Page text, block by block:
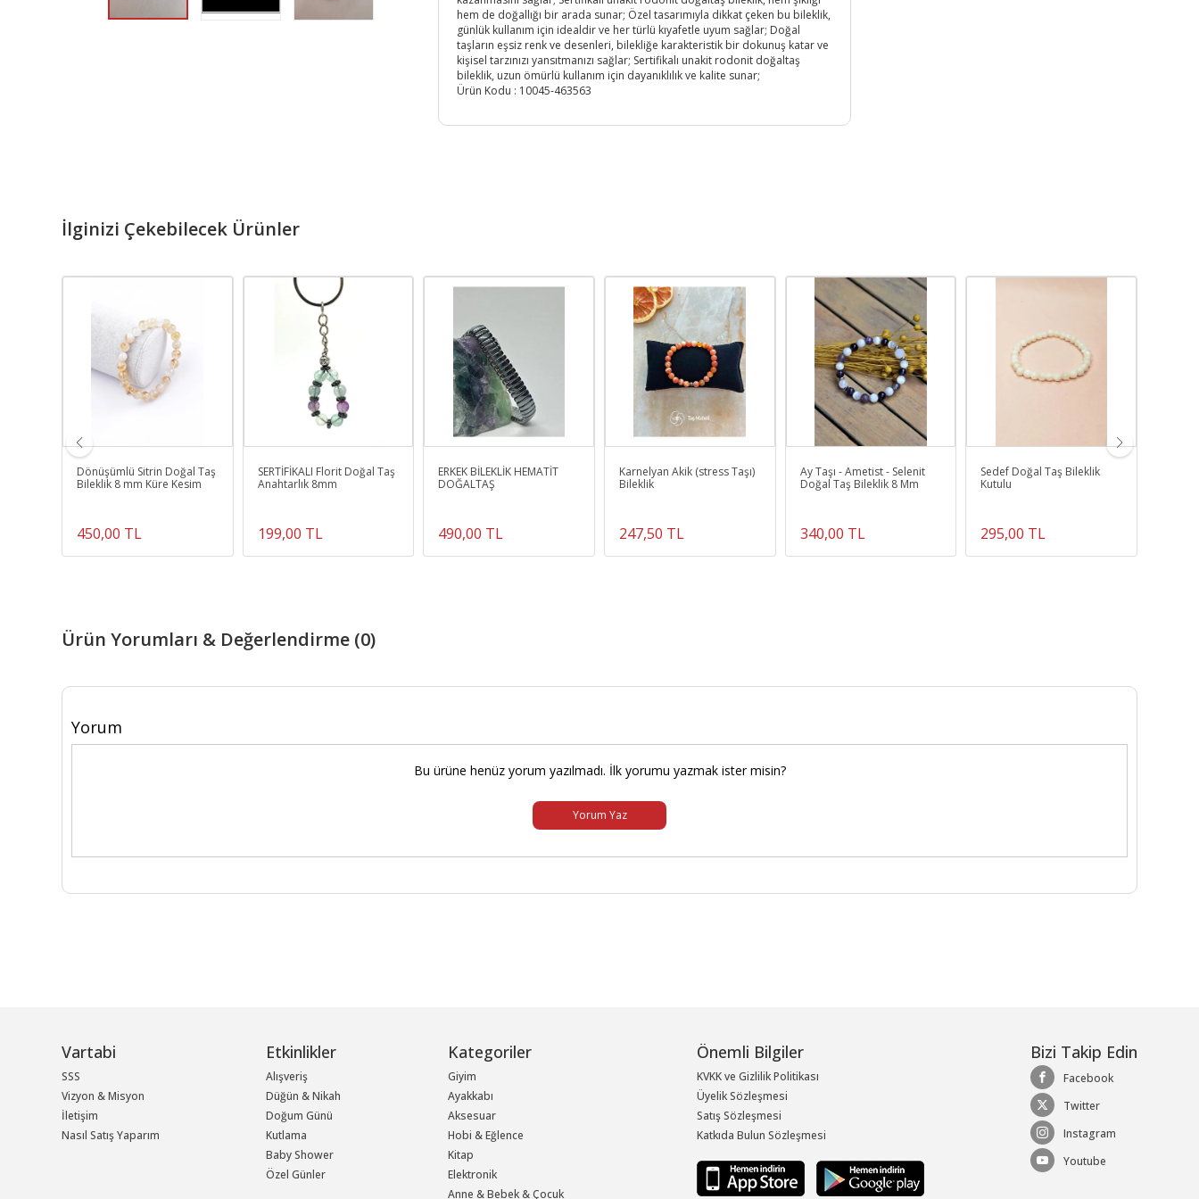
hem de doğallığı bir arada sunar; Özel tasarımıyla dikkat çeken bu bileklik,
günlük kullanım için idealdir ve her türlü kıyafetle uyum sağlar; Doğal
taşların eşsiz renk ve desenleri, bilekliğe karakteristik bir dokunuş katar ve
kişisel tarzınızı yansıtmanızı sağlar; Sertifikalı unakit rodonit doğaltaş
bileklik, uzun ömürlü kullanım için dayanıklılık ve kalite sunar;
Ürün Kodu : 10045-463563
İlginizi Çekebilecek Ürünler
Dönüşümlü Sitrin Doğal Taş
Bileklik 8 mm Küre Kesim
450,00 TL
SERTİFİKALI Florit Doğal Taş
Anahtarlık 8mm
199,00 TL
ERKEK BİLEKLİK HEMATİT
DOĞALTAŞ
490,00 TL
Karnelyan Akik (stress Taşı)
Bileklik
247,50 TL
Ay Taşı - Ametist - Selenit
Doğal Taş Bileklik 8 Mm
340,00 TL
Sedef Doğal Taş Bileklik
Kutulu
295,00 TL
Ürün Yorumları & Değerlendirme (0)
Yorum
Bu ürüne henüz yorum yazılmadı. İlk yorumu yazmak ister misin?
Yorum Yaz
Vartabi
SSS
Vizyon & Misyon
İletişim
Nasıl Satış Yaparım
Etkinlikler
Alışveriş
Düğün & Nikah
Doğum Günü
Kutlama
Baby Shower
Özel Günler
Kategoriler
Giyim
Ayakkabı
Aksesuar
Hobi & Eğlence
Kitap
Elektronik
Anne & Bebek & Çocuk
Önemli Bilgiler
KVKK ve Gizlilik Politikası
Üyelik Sözleşmesi
Satış Sözleşmesi
Katkıda Bulun Sözleşmesi
Bizi Takip Edin
Facebook
Twitter
Instagram
Youtube